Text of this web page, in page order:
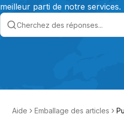
meilleur parti de notre services.
Aide Emballage des articles